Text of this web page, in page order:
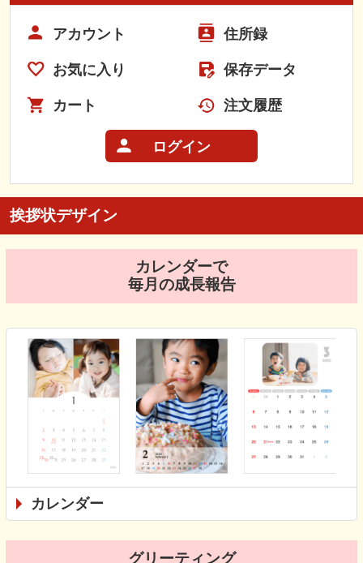
アカウント 住所録
お気に入り 保存データ
カート 注文履歴
ログイン
挨拶状デザイン
カレンダーで
毎月の成長報告
カレンダー
グリーティング